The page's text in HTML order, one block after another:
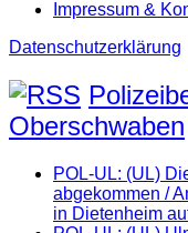
Impressum &
Datenschutzerklärung
Oberschwaben
POL-UL: (UL)
abgekommen /
in Dietenheim